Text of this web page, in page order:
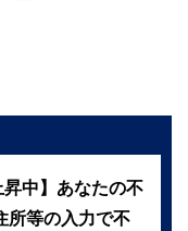
昇中】あなたの不
所等の入力で不